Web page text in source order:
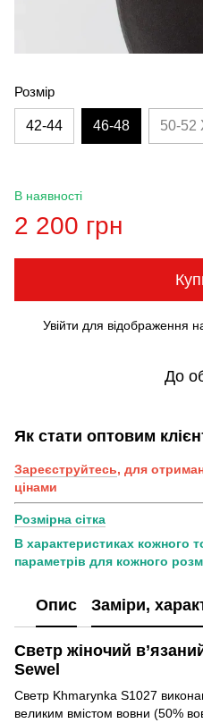
Розмір
42-44 46-48 50-52
В наявності
2 200 грн
Увійти для відображення
До
Як стати оптовим
Зареєструйтесь, для
цінами
Розмірна сітка
В характеристиках кожного
параметрів для кожного
Опис Заміри,
Светр жіночий
Sewel
Светр Khmarynka S1027
великим вмістом вовни (50%